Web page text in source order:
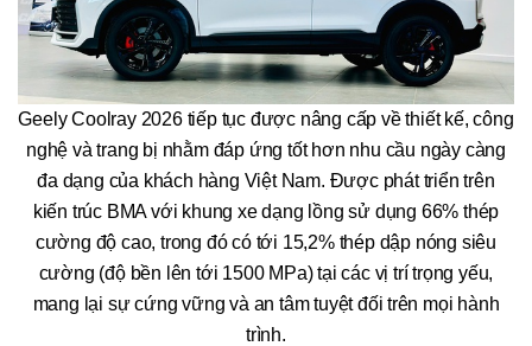
Geely Coolray 2026 tiếp tục được nâng cấp về thiết kế, công
nghệ và trang bị nhằm đáp ứng tốt hơn nhu cầu ngày càng
đa dạng của khách hàng Việt Nam. Được phát triển trên
kiến trúc BMA với khung xe dạng lồng sử dụng 66% thép
cường độ cao, trong đó có tới 15,2% thép dập nóng siêu
cường (độ bền lên tới 1500 MPa) tại các vị trí trọng yếu,
mang lại sự cứng vững và an tâm tuyệt đối trên mọi hành
trình.